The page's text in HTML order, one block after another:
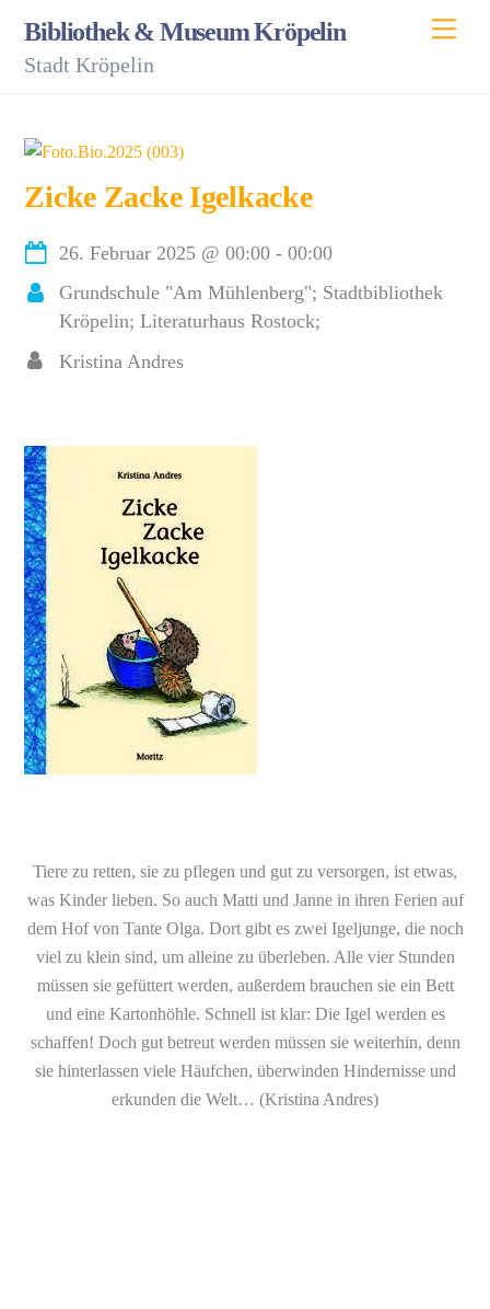
content
Bibliothek & Museum Kröpelin
Stadt Kröpelin
Zicke Zacke Igelkacke
26. Februar 2025 @00:00 -00:00
Grundschule "Am Mühlenberg"; Stadtbibliothek
Kröpelin; Literaturhaus Rostock;
Kristina Andres
Tiere zu retten, sie zu pflegen und gut zu versorgen, ist etwas,
was Kinder lieben. So auch Matti und Janne in ihren Ferien auf
dem Hof von Tante Olga. Dort gibt es zwei Igeljunge, die noch
viel zu klein sind, um alleine zu überleben. Alle vier Stunden
müssen sie gefüttert werden, außerdem brauchen sie ein Bett
und eine Kartonhöhle. Schnell ist klar: Die Igel werden es
schaffen! Doch gut betreut werden müssen sie weiterhin, denn
sie hinterlassen viele Häufchen, überwinden Hindernisse und
erkunden die Welt… (Kristina Andres)